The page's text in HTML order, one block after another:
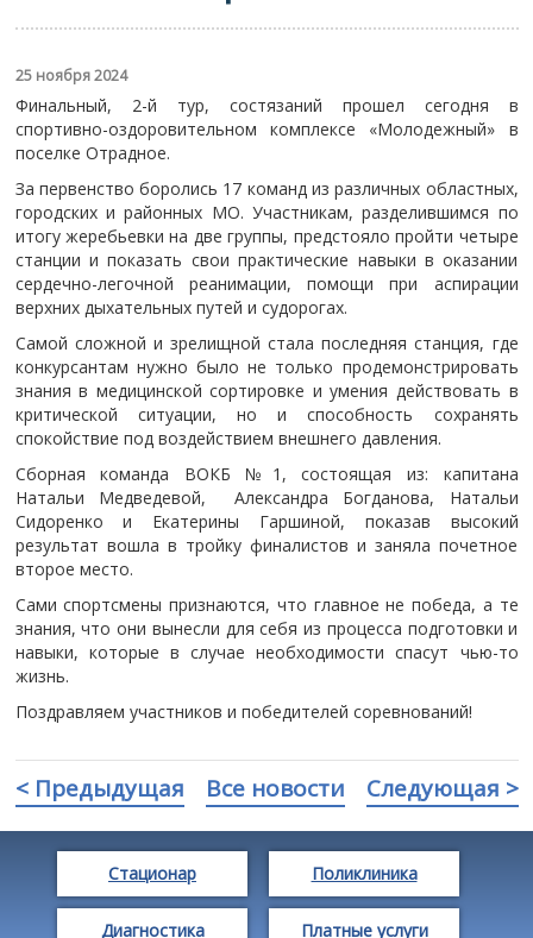
25 ноября 2024
Финальный, 2-й тур, состязаний прошел сегодня в
спортивно-оздоровительном комплексе «Молодежный» в
поселке Отрадное.
За первенство боролись 17 команд из различных областных,
городских и районных МО. Участникам, разделившимся по
итогу жеребьевки на две группы, предстояло пройти четыре
станции и показать свои практические навыки в оказании
сердечно-легочной реанимации, помощи при аспирации
верхних дыхательных путей и судорогах.
Самой сложной и зрелищной стала последняя станция, где
конкурсантам нужно было не только продемонстрировать
знания в медицинской сортировке и умения действовать в
критической ситуации, но и способность сохранять
спокойствие под воздействием внешнего давления.
Сборная команда ВОКБ №1, состоящая из: капитана
Натальи Медведевой, Александра Богданова, Натальи
Сидоренко и Екатерины Гаршиной, показав высокий
результат вошла в тройку финалистов и заняла почетное
второе место.
Сами спортсмены признаются, что главное не победа, а те
знания, что они вынесли для себя из процесса подготовки и
навыки, которые в случае необходимости спасут чью-то
жизнь.
Поздравляем участников и победителей соревнований!
< Предыдущая Все новости Следующая >
Стационар Поликлиника
Диагностика Платные услуги